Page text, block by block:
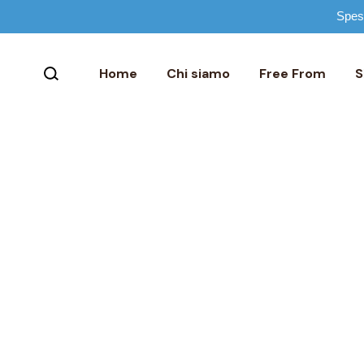
Home Chi siamo Free From
Cioccolato